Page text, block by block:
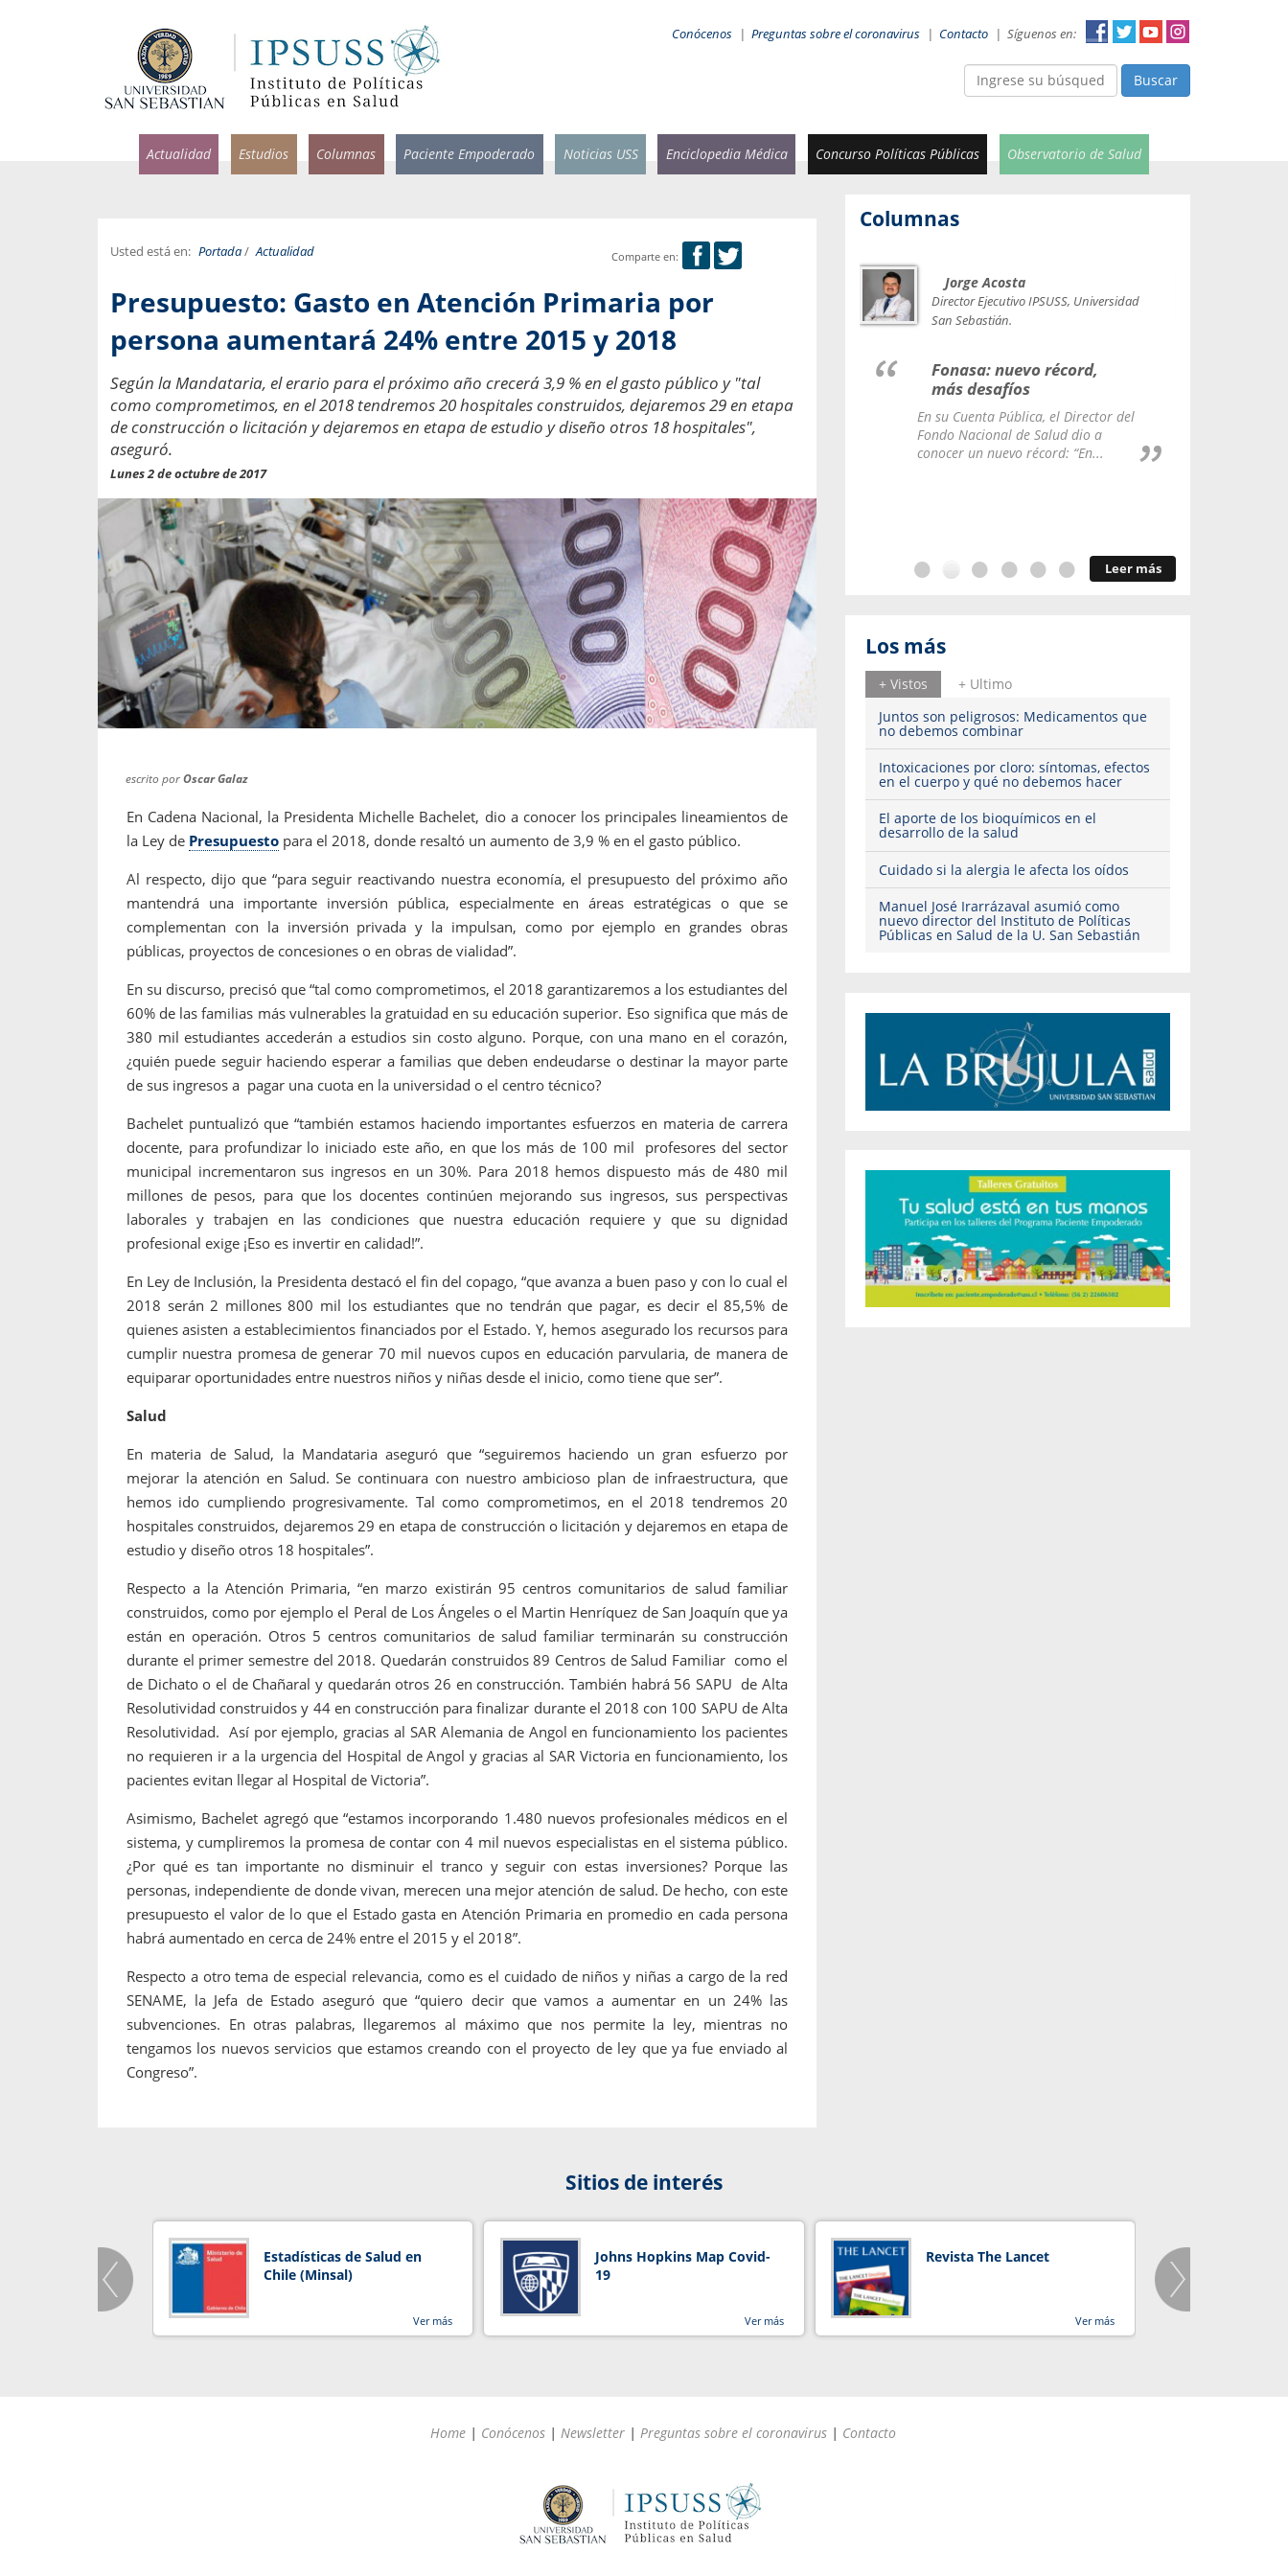
Conócenos | Preguntas sobre el coronavirus | Contacto | Síguenos en:
Buscar
Actualidad Estudios Columnas Paciente Empoderado Noticias USS Enciclopedia Médica Concurso Políticas Públicas Observatorio de Salud
Comparte en:
Usted está en: Portada/ Actualidad
Presupuesto: Gasto en Atención Primaria por
persona aumentará 24% entre 2015 y 2018
Según la Mandataria, el erario para el próximo año crecerá 3,9 % en el gasto público y "tal
como comprometimos, en el 2018 tendremos 20 hospitales construidos, dejaremos 29 en etapa
de construcción o licitación y dejaremos en etapa de estudio y diseño otros 18 hospitales",
aseguró.
Lunes 2 de octubre de 2017
escrito porOscar Galaz
En Cadena Nacional, la Presidenta Michelle Bachelet, dio a conocer los principales lineamientos de
la Ley de Presupuesto para el 2018, donde resaltó un aumento de 3,9 % en el gasto público.
Al respecto, dijo que “para seguir reactivando nuestra economía, el presupuesto del próximo año
mantendrá una importante inversión pública, especialmente en áreas estratégicas o que se
complementan con la inversión privada y la impulsan, como por ejemplo en grandes obras
públicas, proyectos de concesiones o en obras de vialidad”.
En su discurso, precisó que “tal como comprometimos, el 2018 garantizaremos a los estudiantes del
60% de las familias más vulnerables la gratuidad en su educación superior. Eso significa que más de
380 mil estudiantes accederán a estudios sin costo alguno. Porque, con una mano en el corazón,
¿quién puede seguir haciendo esperar a familias que deben endeudarse o destinar la mayor parte
de sus ingresos a pagar una cuota en la universidad o el centro técnico?
Bachelet puntualizó que “también estamos haciendo importantes esfuerzos en materia de carrera
docente, para profundizar lo iniciado este año, en que los más de 100 mil profesores del sector
municipal incrementaron sus ingresos en un 30%. Para 2018 hemos dispuesto más de 480 mil
millones de pesos, para que los docentes continúen mejorando sus ingresos, sus perspectivas
laborales y trabajen en las condiciones que nuestra educación requiere y que su dignidad
profesional exige ¡Eso es invertir en calidad!”.
En Ley de Inclusión, la Presidenta destacó el fin del copago, “que avanza a buen paso y con lo cual el
2018 serán 2 millones 800 mil los estudiantes que no tendrán que pagar, es decir el 85,5% de
quienes asisten a establecimientos financiados por el Estado. Y, hemos asegurado los recursos para
cumplir nuestra promesa de generar 70 mil nuevos cupos en educación parvularia, de manera de
equiparar oportunidades entre nuestros niños y niñas desde el inicio, como tiene que ser”.
Salud
En materia de Salud, la Mandataria aseguró que “seguiremos haciendo un gran esfuerzo por
mejorar la atención en Salud. Se continuara con nuestro ambicioso plan de infraestructura, que
hemos ido cumpliendo progresivamente. Tal como comprometimos, en el 2018 tendremos 20
hospitales construidos, dejaremos 29 en etapa de construcción o licitación y dejaremos en etapa de
estudio y diseño otros 18 hospitales”.
Respecto a la Atención Primaria, “en marzo existirán 95 centros comunitarios de salud familiar
construidos, como por ejemplo el Peral de Los Ángeles o el Martin Henríquez de San Joaquín que ya
están en operación. Otros 5 centros comunitarios de salud familiar terminarán su construcción
durante el primer semestre del 2018. Quedarán construidos 89 Centros de Salud Familiar como el
de Dichato o el de Chañaral y quedarán otros 26 en construcción. También habrá 56 SAPU de Alta
Resolutividad construidos y 44 en construcción para finalizar durante el 2018 con 100 SAPU de Alta
Resolutividad. Así por ejemplo, gracias al SAR Alemania de Angol en funcionamiento los pacientes
no requieren ir a la urgencia del Hospital de Angol y gracias al SAR Victoria en funcionamiento, los
pacientes evitan llegar al Hospital de Victoria”.
Asimismo, Bachelet agregó que “estamos incorporando 1.480 nuevos profesionales médicos en el
sistema, y cumpliremos la promesa de contar con 4 mil nuevos especialistas en el sistema público.
¿Por qué es tan importante no disminuir el tranco y seguir con estas inversiones? Porque las
personas, independiente de donde vivan, merecen una mejor atención de salud. De hecho, con este
presupuesto el valor de lo que el Estado gasta en Atención Primaria en promedio en cada persona
habrá aumentado en cerca de 24% entre el 2015 y el 2018”.
Respecto a otro tema de especial relevancia, como es el cuidado de niños y niñas a cargo de la red
SENAME, la Jefa de Estado aseguró que “quiero decir que vamos a aumentar en un 24% las
subvenciones. En otras palabras, llegaremos al máximo que nos permite la ley, mientras no
tengamos los nuevos servicios que estamos creando con el proyecto de ley que ya fue enviado al
Congreso”.
Columnas
por incapacidad
entregados por la
sobre viajes al extranjero
que deben hacer...
Infectólogo y profesor asistente de
Usamos la palabra pandemia cuando
una enfermedad contagiosa se
propaga a un gran número de...
Decana facultad de Odontología,
Universidad San Sebastián.
salud bucal?
En Chile, nadie muere de caries ni de
enfermedades periodontales. Sin
Jorge Acosta
Director Ejecutivo IPSUSS, Universidad
San Sebastián.
Fonasa: nuevo récord,
más desafíos
En su Cuenta Pública, el Director del
Fondo Nacional de Salud dio a
conocer un nuevo récord: “En...
Leer más
Los más
+ Vistos
+ Ultimo
Juntos son peligrosos: Medicamentos que
no debemos combinar
Intoxicaciones por cloro: síntomas, efectos
en el cuerpo y qué no debemos hacer
El aporte de los bioquímicos en el
desarrollo de la salud
Cuidado si la alergia le afecta los oídos
Manuel José Irarrázaval asumió como
nuevo director del Instituto de Políticas
Públicas en Salud de la U. San Sebastián
Sitios de interés
Estadísticas de Salud en
Chile (Minsal)
Ver más
Johns Hopkins Map Covid-
19
Ver más
Revista The Lancet
Ver más
Home | Conócenos | Newsletter | Preguntas sobre el coronavirus | Contacto